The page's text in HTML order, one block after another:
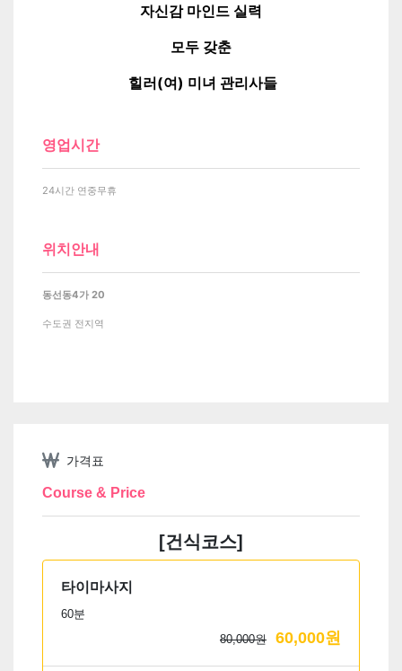
자신감 마인드 실력
모두 갖춘
힐러(여) 미녀 관리사들
영업시간
24시간 연중무휴
위치안내
동선동4가 20
수도권 전지역
가격표
Course & Price
[건식코스]
타이마사지
60분
80,000원
60,000원